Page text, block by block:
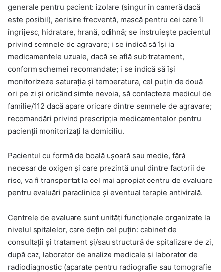
generale pentru pacient: izolare (singur în cameră dacă
este posibil), aerisire frecventă, mască pentru cei care îl
îngrijesc, hidratare, hrană, odihnă; se instruieşte pacientul
privind semnele de agravare; i se indică să îşi ia
medicamentele uzuale, dacă se află sub tratament,
conform schemei recomandate; i se indică să îşi
monitorizeze saturaţia şi temperatura, cel puţin de două
ori pe zi şi oricând simte nevoia, să contacteze medicul de
familie/112 dacă apare oricare dintre semnele de agravare;
recomandări privind prescripţia medicamentelor pentru
pacienţii monitorizaţi la domiciliu.
Pacientul cu formă de boală uşoară sau medie, fără
necesar de oxigen şi care prezintă unul dintre factorii de
risc, va fi transportat la cel mai apropiat centru de evaluare
pentru evaluări paraclinice şi eventual terapie antivirală.
Centrele de evaluare sunt unităţi funcţionale organizate la
nivelul spitalelor, care deţin cel puţin: cabinet de
consultaţii şi tratament şi/sau structură de spitalizare de zi,
după caz, laborator de analize medicale şi laborator de
radiodiagnostic (aparate pentru radiografie sau tomografie